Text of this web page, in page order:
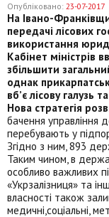
Опубліковано: 23-07-2017
На Івано-
передачі лісових
використання
Кабінет міністрів
збільшити
однак
вб’є лісову
Нова стратегія
бачення управління
перебувають у
Згідно з ним, 893
Таким чином, в
особливо важливих
«Укрзалізниця» та
власності також
медичні,соціальні,